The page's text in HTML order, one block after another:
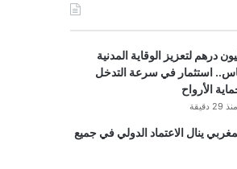
درهم لتعزيز الوقاية المدنية
استثمار في سرعة التدخل
الأرواح
منذ 29 دقيقة
ينال الاعتماد الدولي في جميع